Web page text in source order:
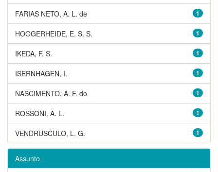
1
FARIAS NETO, A. L. de
1
HOOGERHEIDE, E. S. S.
1
IKEDA, F. S.
1
ISERNHAGEN, I.
1
NASCIMENTO, A. F. do
1
ROSSONI, A. L.
1
VENDRUSCULO, L. G.
Assunto